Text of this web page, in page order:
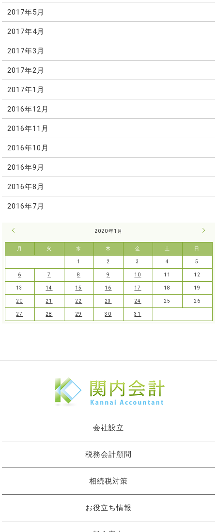
2017年5月
2017年4月
2017年3月
2017年2月
2017年1月
2016年12月
2016年11月
2016年10月
2016年9月
2016年8月
2016年7月
2020年1月
月 火 水 木 金 土 日
2月
1 2 3 4 5
6 7 8 9 10 11 12
13 14 15 16 17 18 19
20 21 22 23 24 25 26
27 28 29 30 31
会社設立
税務会計顧問
相続税対策
お役立ち情報